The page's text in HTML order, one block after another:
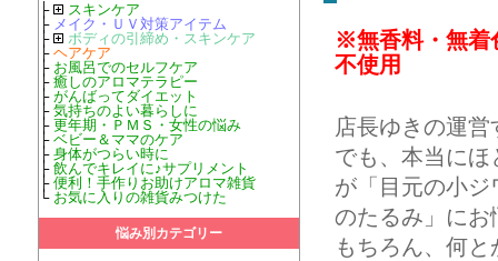
├
スキンケア
├ メイク・ＵＶ対策アイテム
├
ボディの引締め・スキンケア
├ ヘアケア
├ お風呂でのセルフケア
├ 癒しのアロマテラピー
├ がんばってダイエット
├ 気持ちのよい暮らしに
├ 更年期・ＰＭＳ・女性の悩み
├ ベビー＆ママのケア
├ 身体がつらい時に
├ 飲んでキレイに♪サプリメント
├ 便利！手作りお助けアロマ雑貨
└ お気に入りの雑貨みつけた
悩み別カテゴリー
※無香料・無着
不使用
店長ゆきの運
でも、本当にほ
が「目元の小ジ
のたるみ」にお
もちろん、何